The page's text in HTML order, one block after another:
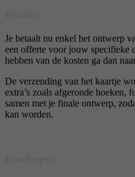
Je betaalt nu enkel het ontwerp
een offerte voor jouw specifieke
hebben van de kosten ga dan
De verzending van het kaartje
extra’s zoals afgeronde hoeken,
samen met je finale ontwerp,
kan worden.